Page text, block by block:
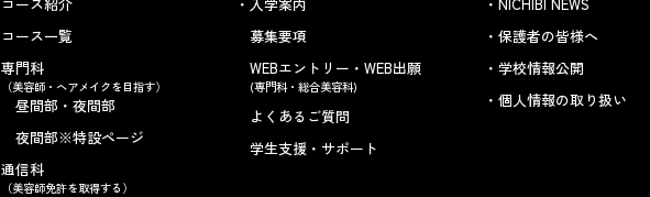
コース一覧
専門科
（美容師・ヘアメイクを目指す）
昼間部・夜間部
夜間部※特設ページ
通信科
（美容師免許を取得する）
募集要項
WEBエントリー・WEB出願
(専門科・総合美容科)
よくあるご質問
学生支援・サポート
保護者の皆様へ
学校情報公開
個人情報の取り扱い